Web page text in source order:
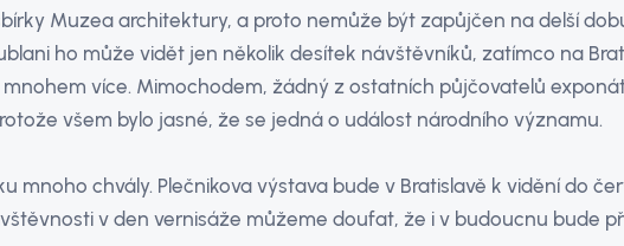
Muzea architektury, a proto nemůže být zapůjčen na delší
ho může vidět jen několik desítek návštěvníků, zatímco na
více. Mimochodem, žádný z ostatních půjčovatelů
všem bylo jasné, že se jedná o událost národního významu.
mnoho chvály. Plečnikova výstava bude v Bratislavě k vidění do
v den vernisáže můžeme doufat, že i v budoucnu bude